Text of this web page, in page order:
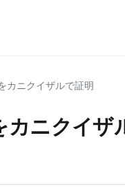
カニクイザルで証明
ニクイザ